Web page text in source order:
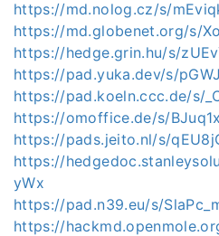
https://md.nolog.cz/s/
https://md.globenet.org/s/
https://hedge.grin.hu/s/
https://pad.yuka.dev/s/
https://pad.koeln.ccc.de/s/
https://omoffice.de/s/
https://pads.jeito.nl/s/
https://
yWx
https://pad.n39.eu/s/
https://